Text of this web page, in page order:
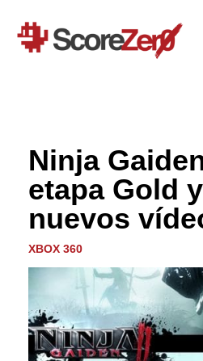
contenido
Ninja
etapa Gold
nuevos
XBOX 360